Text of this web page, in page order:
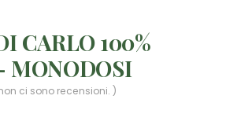
CARLO 100%
MONODOSI
ci sono recensioni. )